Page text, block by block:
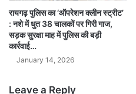
रायगढ़ पुलिस का ‘ऑपरेशन क्लीन स्ट्रीट’
: नशे में धुत 38 चालकों पर गिरी गाज,
सड़क सुरक्षा माह में पुलिस की बड़ी
कार्रवाई…
January 14, 2026
Leave a Reply